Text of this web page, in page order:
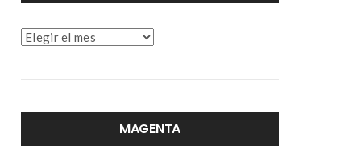
Archivos
MAGENTA